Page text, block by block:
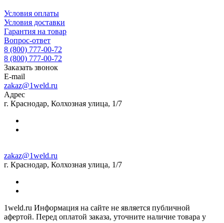
Условия оплаты
Условия доставки
Гарантия на товар
Вопрос-ответ
8 (800) 777-00-72
8 (800) 777-00-72
Заказать звонок
E-mail
zakaz@1weld.ru
Адрес
г. Краснодар, Колхозная улица, 1/7
zakaz@1weld.ru
г. Краснодар, Колхозная улица, 1/7
1weld.ru Информация на сайте не является публичной
афертой. Перед оплатой заказа, уточните наличие товара у